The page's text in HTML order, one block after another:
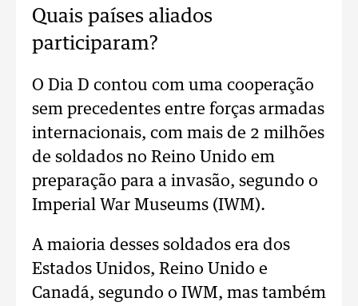
Quais países aliados
participaram?
O Dia D contou com uma cooperação
sem precedentes entre forças armadas
internacionais, com mais de 2 milhões
de soldados no Reino Unido em
preparação para a invasão, segundo o
Imperial War Museums (IWM).
A maioria desses soldados era dos
Estados Unidos, Reino Unido e
Canadá, segundo o IWM, mas também